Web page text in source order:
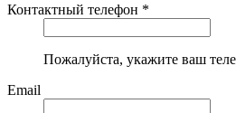
Контактный телефон *
Пожалуйста, укажите ваш
Email